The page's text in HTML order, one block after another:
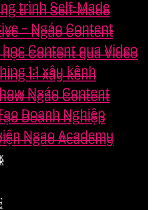
trình Self-Made
– Ngáo Content
học Content qua Video
1:1 xây kênh
Ngáo Content
Doanh Nghiệp
Ngao Academy
trình Self-Made
– Ngáo Content
học Content qua Video
1:1 xây kênh
Ngáo Content
Doanh Nghiệp
Ngao Academy